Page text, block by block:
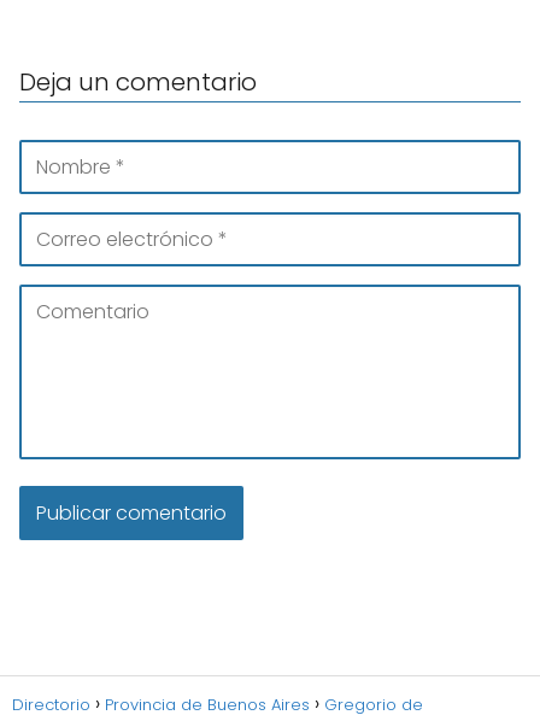
Deja un comentario
Directorio Provincia de Buenos Aires Gregorio de